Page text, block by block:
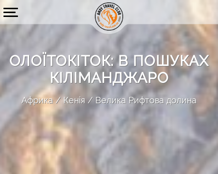
ОЛОЇТОКІТОК: В ПОШУКАХ
КІЛІМАНДЖАРО
Африка Кенія Велика Рифтова долина